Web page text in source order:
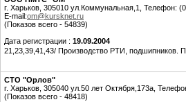
г. Харьков, 305010 ул.Коммунальная,1, Телефон:
E-mail:om@kursknet.ru
(Показов всего - 54839)
Дата регистрации : 19.09.2004
21,23,39,41,43/ Производство РТИ, подшипников.
СТО "Орлов"
г. Харьков, 305040 ул.50 лет Октября,173а,
(Показов всего - 48418)